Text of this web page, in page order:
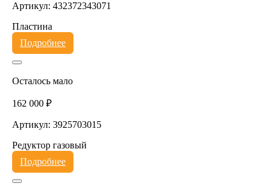
Артикул: 432372343071
Пластина
Подробнее
Осталось мало
162 000 ₽
Артикул: 3925703015
Редуктор газовый
Подробнее